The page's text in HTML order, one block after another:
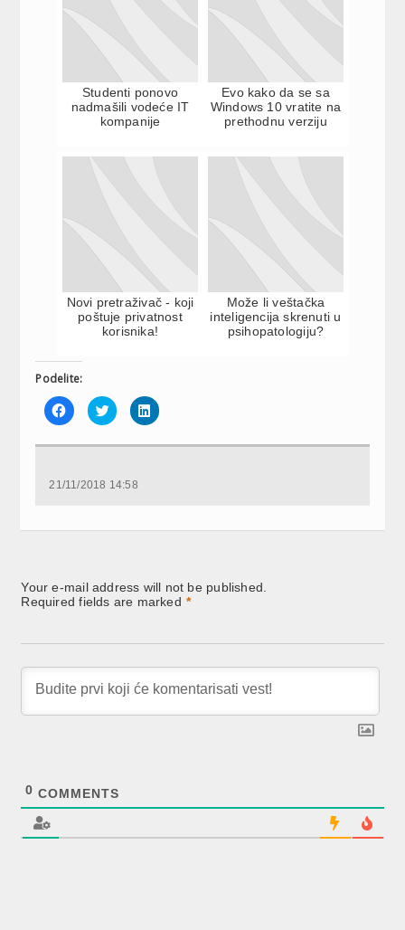
Studenti ponovo
nadmašili vodeće IT
kompanije
Evo kako da se sa
Windows 10 vratite na
prethodnu verziju
Novi pretraživač - koji
poštuje privatnost
korisnika!
Može li veštačka
inteligencija skrenuti u
psihopatologiju?
Podelite:
Click
to
share
Facebook
new
Click
to
share
Twitter
new
Click
to
LinkedIn
21/11/2018 14:58
Your e-mail address will not be published.
Required fields are marked *
0 COMMENTS